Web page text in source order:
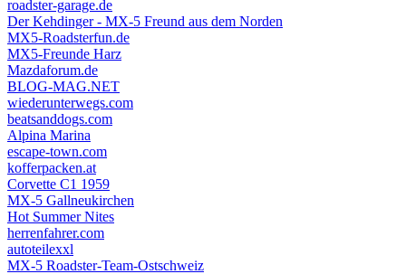
roadster-garage.de
Der Kehdinger - MX-5 Freund aus dem Norden
MX5-Roadsterfun.de
MX5-Freunde Harz
Mazdaforum.de
BLOG-MAG.NET
wiederunterwegs.com
beatsanddogs.com
Alpina Marina
escape-town.com
kofferpacken.at
Corvette C1 1959
MX-5 Gallneukirchen
Hot Summer Nites
herrenfahrer.com
autoteilexxl
MX-5 Roadster-Team-Ostschweiz